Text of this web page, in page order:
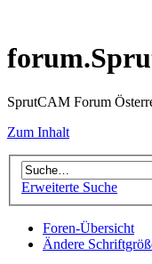
SprutCAM Forum
Zum Inhalt
Erweiterte Suche
Foren-Übersicht
Ändere